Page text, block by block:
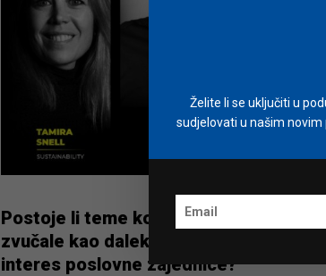
Postoje li teme koje su 2018., na prvoj
zvučale kao daleka budućnost, a
interes poslovne zajednice?
Želite li se uključiti u
sudjelovati u našim